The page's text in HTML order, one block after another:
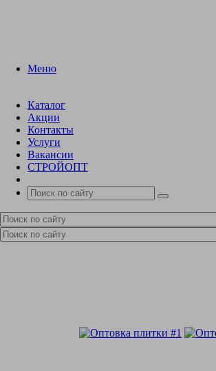
Меню
Каталог
Акции
Контакты
Услуги
Вакансии
СТРОЙОПТ